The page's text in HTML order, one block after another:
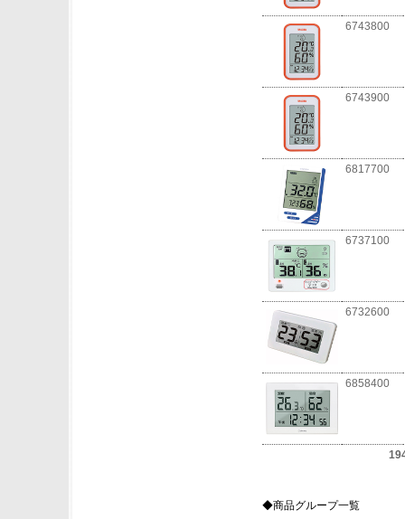
6743800
6743900
6817700
6737100
6732600
6858400
◆商品グループ一覧